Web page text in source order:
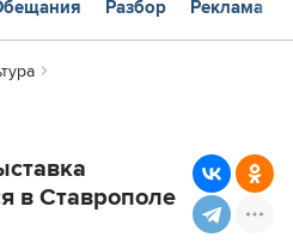
Разбор Реклама
в Ставрополе